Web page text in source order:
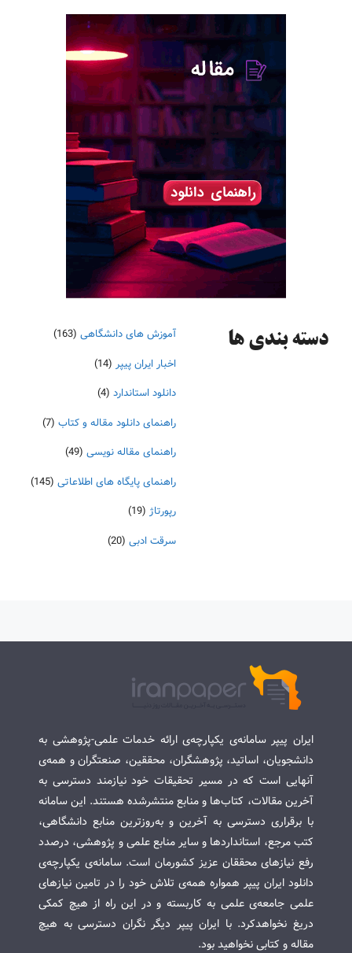
دسته‌ بندی ها آموزش های دانشگاهی (163)
اخبار ایران پیپر (14)
دانلود استاندارد (4)
راهنمای دانلود مقاله و کتاب (7)
راهنمای مقاله نویسی (49)
راهنمای پایگاه های اطلاعاتی (145)
رپورتاژ (19)
سرقت ادبی (20)
ایران پیپر سامانه‌ی یکپارچه‌ی ارائه خدمات علمی-پژوهشی به
دانشجویان، اساتید، پژوهشگران، محققین، صنعتگران و همه‌ی
آنهایی است که در مسیر تحقیقات خود نیازمند دسترسی به
آخرین مقالات، کتاب‌ها و منابع منتشرشده هستند. این سامانه
با برقراری دسترسی به آخرین و به‌روزترین منابع دانشگاهی،
کتب مرجع، استانداردها و سایر منابع علمی و پژوهشی، درصدد
رفع نیازهای محققان عزیز کشورمان است. سامانه‌ی یکپارچه‌ی
دانلود ایران پیپر همواره همه‌ی تلاش خود را در تامین نیازهای
علمی جامعه‌ی علمی به کاربسته و در این راه از هیچ کمکی
دریغ نخواهدکرد. با ایران پیپر دیگر نگران دسترسی به هیچ
مقاله و کتابی نخواهید بود.